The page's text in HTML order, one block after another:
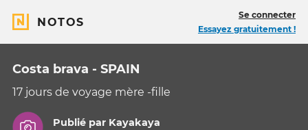
NOTOS
Se connecter
Essayez gratuitement !
Costa brava - SPAIN
17 jours de voyage mère -fille
Publié par Kayakaya